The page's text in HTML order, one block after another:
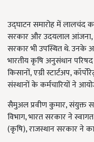
उद्घाटन समारोह में लालचंद
सरकार और उदयलाल आंजना,
सरकार भी उपस्थित थे. उनके
भारतीय कृषि अनुसंधान
किसानों, एग्री स्टार्टअप,
संस्थानों के कर्मचारियों ने
सैमुअल प्रवीण कुमार, संयुक्त
विभाग, भारत सरकार ने
(कृषि), राजस्थान सरकार ने